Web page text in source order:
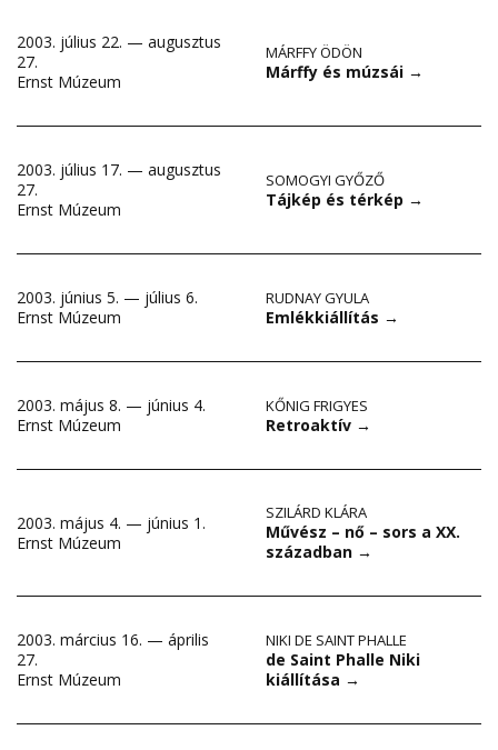
2003. július 22. — augusztus
27.
Ernst Múzeum
MÁRFFY ÖDÖN
Márffy és múzsái →
2003. július 17. — augusztus
27.
Ernst Múzeum
SOMOGYI GYŐZŐ
Tájkép és térkép →
2003. június 5. — július 6.
Ernst Múzeum
RUDNAY GYULA
Emlékkiállítás →
2003. május 8. — június 4.
Ernst Múzeum
KŐNIG FRIGYES
Retroaktív →
2003. május 4. — június 1.
Ernst Múzeum
SZILÁRD KLÁRA
Művész – nő – sors a XX.
században →
2003. március 16. — április
27.
Ernst Múzeum
NIKI DE SAINT PHALLE
de Saint Phalle Niki
kiállítása →